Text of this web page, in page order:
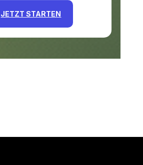
JETZT STARTEN